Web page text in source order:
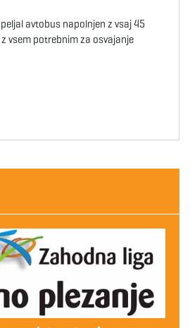
avtobus napolnjen z vsaj 45
vsem potrebnim za osvajanje